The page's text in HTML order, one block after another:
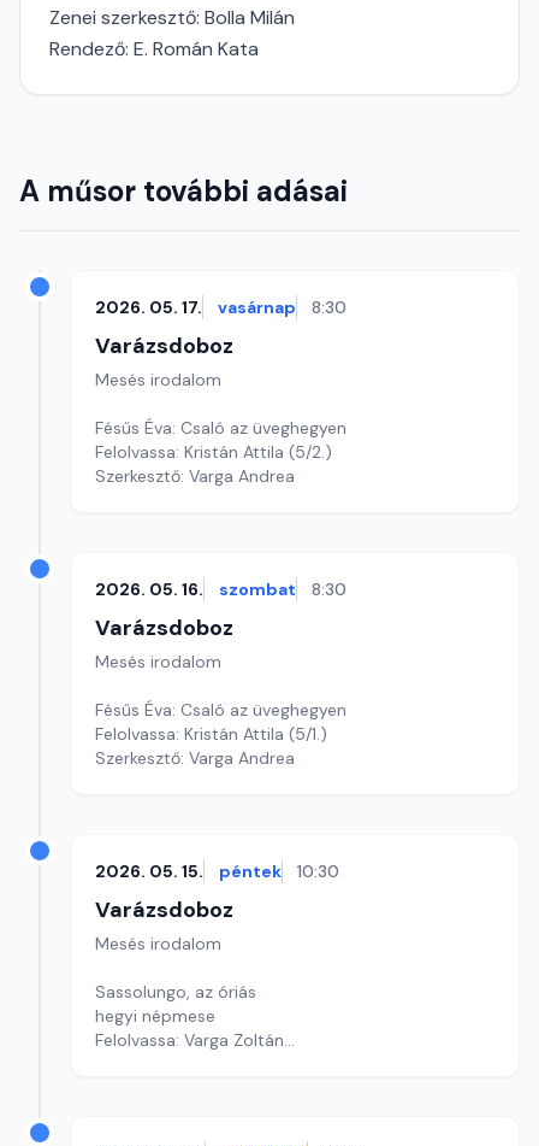
Zenei szerkesztő: Bolla Milán
Rendező: E. Román Kata
A műsor további adásai
2026. 05. 17. vasárnap 8:30
Varázsdoboz
Mesés irodalom
Fésűs Éva: Csaló az üveghegyen
Felolvassa: Kristán Attila (5/2.)
Szerkesztő: Varga Andrea
2026. 05. 16. szombat 8:30
Varázsdoboz
Mesés irodalom
Fésűs Éva: Csaló az üveghegyen
Felolvassa: Kristán Attila (5/1.)
Szerkesztő: Varga Andrea
2026. 05. 15. péntek 10:30
Varázsdoboz
Mesés irodalom
Sassolungo, az óriás
hegyi népmese
Felolvassa: Varga Zoltán